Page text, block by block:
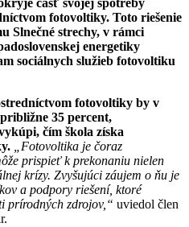
časť svojej spotreby
fotovoltiky. Toto riešenie
Slnečné strechy, v rámci
energetiky
sociálnych služieb fotovoltiku
fotovoltiky by v
35 percent,
čím škola získa
„Fotovoltika je čoraz
prispieť k prekonaniu nielen
krízy. Zvyšujúci záujem o ňu je
a podpory riešení, ktoré
prírodných zdrojov,“ uviedol člen